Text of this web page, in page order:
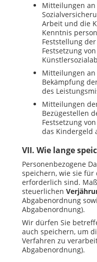
Mitteilungen
Arbeit und die
Kenntnis
Feststellung
Festsetzung
Mitteilungen
Bekämpfung
des
Mitteilungen
Bezügestellen
Festsetzung
das Kindergeld
VII. Wie lange
Personenbezogene
speichern, wie sie für
erforderlich sind.
steuerlichen
Abgabenordnung
Abgabenordnung).
Wir dürfen Sie
auch speichern, um
Verfahren zu
Abgabenordnung).